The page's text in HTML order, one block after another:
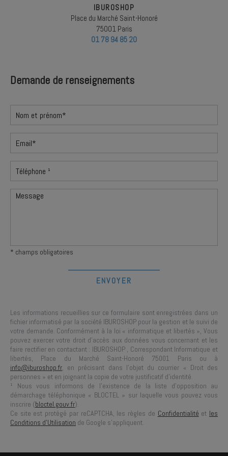
IBUROSHOP
Place du Marché Saint-Honoré
75001 Paris
01 78 94 85 20
Demande de renseignements
* champs obligatoires
Les informations recueillies sur ce formulaire sont enregistrées dans un
fichier informatisé par la société IBUROSHOP pour la gestion et le suivi de
votre demande. Conformément à la loi « informatique et libertés », Vous
pouvez exercer votre droit d'accès aux données vous concernant et les
faire rectifier en contactant : IBUROSHOP , Correspondant Informatique et
libertés, Place du Marché Saint-Honoré 75001 Paris ou à
info@iburoshop.fr, en précisant dans l’objet du courrier « Droit des
personnes » et en joignant la copie de votre justificatif d’identité.
¹ Nous vous informons de l’existence de la liste d’opposition au
démarchage téléphonique « BLOCTEL » sur laquelle vous pouvez vous
inscrire (bloctel.gouv.fr).
Ce site est protégé par reCAPTCHA, les règles de Confidentialité et les
Conditions d'Utilisation de Google s'appliquent.